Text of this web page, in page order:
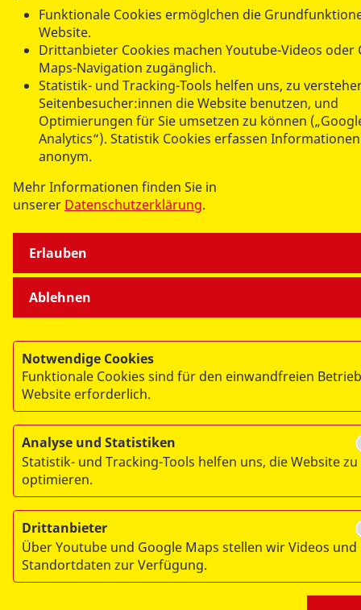
Links
Funktionale Cookies ermöglchen die
Website.
Drittanbieter Cookies machen Youtube-Videos oder
Maps-Navigation zugänglich.
Statistik- und Tracking-Tools helfen uns, zu
Seitenbesucher:innen die Website benutzen, und
Optimierungen für Sie umsetzen zu können
Analytics“). Statistik Cookies erfassen Informationen
anonym.
Mehr Informationen finden Sie in
unserer Datenschutzerklärung.
Ablehnen
Erlauben
Notwendige Cookies
Funktionale Cookies sind für den einwandfreien
Website erforderlich.
Analyse und Statistiken
Statistik- und Tracking-Tools helfen uns, die Website zu
optimieren.
Drittanbieter
Über Youtube und Google Maps stellen wir Videos und
Standortdaten zur Verfügung.